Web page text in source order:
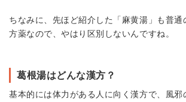
ちなみに、先ほど紹介した「麻黄湯」も普通
方薬なので、やはり区別しないんですね。
葛根湯はどんな漢方？
基本的には体力がある人に向く漢方で、風邪